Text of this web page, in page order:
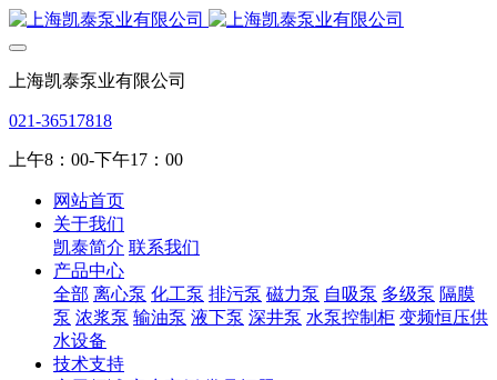
上海凯泰泵业有限公司
021-36517818
上午8：00-下午17：00
网站首页
关于我们
凯泰简介 联系我们
产品中心
全部 离心泵 化工泵 排污泵 磁力泵 自吸泵 多级泵 隔膜
泵 浓浆泵 输油泵 液下泵 深井泵 水泵控制柜 变频恒压供
水设备
技术支持